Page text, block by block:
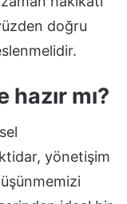
doğru
mı?
yönetişim